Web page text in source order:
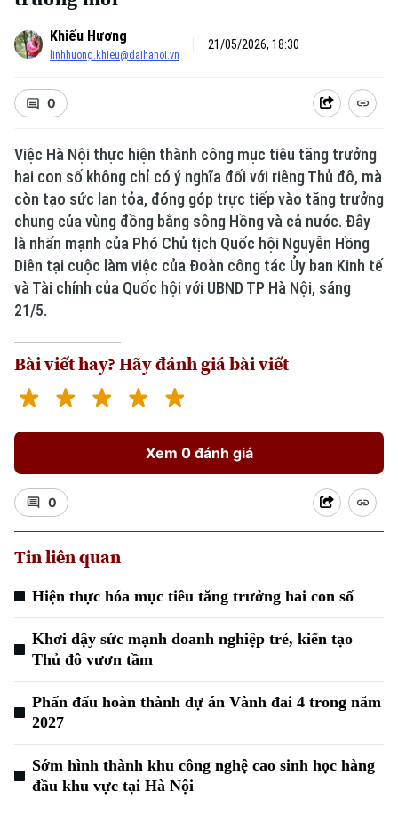
Xu hướng
Khiếu Hương
linhhuong.khieu@daihanoi.vn
21/05/2026, 18:30
0
Việc Hà Nội thực hiện thành công mục tiêu tăng trưởng
hai con số không chỉ có ý nghĩa đối với riêng Thủ đô, mà
còn tạo sức lan tỏa, đóng góp trực tiếp vào tăng trưởng
chung của vùng đồng bằng sông Hồng và cả nước. Đây
là nhấn mạnh của Phó Chủ tịch Quốc hội Nguyễn Hồng
Diên tại cuộc làm việc của Đoàn công tác Ủy ban Kinh tế
và Tài chính của Quốc hội với UBND TP Hà Nội, sáng
21/5.
Bài viết hay? Hãy đánh giá bài viết
Xem 0 đánh giá
0
Tin liên quan
Hiện thực hóa mục tiêu tăng trưởng hai con số
Khơi dậy sức mạnh doanh nghiệp trẻ, kiến tạo
Thủ đô vươn tầm
Phấn đấu hoàn thành dự án Vành đai 4 trong năm
2027
Sớm hình thành khu công nghệ cao sinh học hàng
đầu khu vực tại Hà Nội